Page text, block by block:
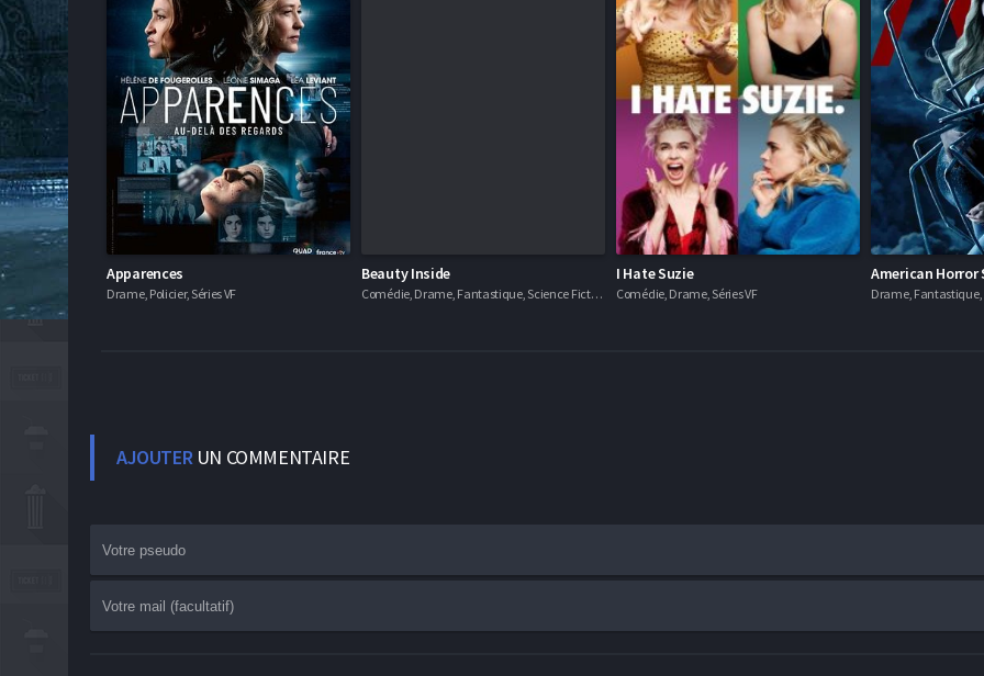
Apparences
Drame, Policier, Séries VF
Beauty Inside
Comédie, Drame, Fantastique, Science Fiction, Séries VOSTFR
I Hate Suzie
Comédie, Drame, Séries VF
American Horror
Drame, Fantastique,
AJOUTERUN COMMENTAIRE